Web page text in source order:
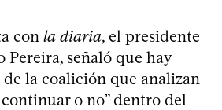
con la diaria, el presidente
Pereira, señaló que hay
de la coalición que analizan
o no” dentro del